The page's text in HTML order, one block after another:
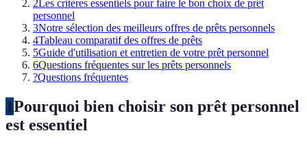
2Les critères essentiels pour faire le bon choix de prêt
personnel
3Notre sélection des meilleurs offres de prêts personnels
4Tableau comparatif des offres de prêts
5Guide d'utilisation et entretien de votre prêt personnel
6Questions fréquentes sur les prêts personnels
?Questions fréquentes
1Pourquoi bien choisir son prêt personnel
est essentiel